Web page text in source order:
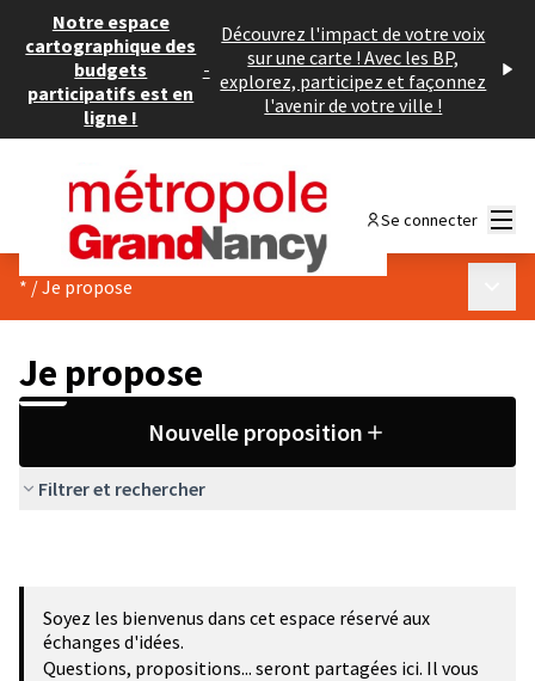
Notre espace
cartographique des
budgets
participatifs est en
ligne !
-
Découvrez l'impact de votre voix
sur une carte ! Avec les BP,
explorez, participez et façonnez
l'avenir de votre ville !
Se connecter
* /Je propose
Je propose
Nouvelle proposition
Filtrer et rechercher
Soyez les bienvenus dans cet espace réservé aux
échanges d'idées.
Questions, propositions... seront partagées ici. Il vous